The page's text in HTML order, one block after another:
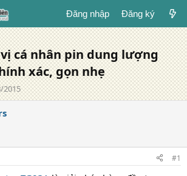
Đăng nhập Đăng ký
cá nhân pin dung lượng
xác, gọn nhẹ
2015
#1